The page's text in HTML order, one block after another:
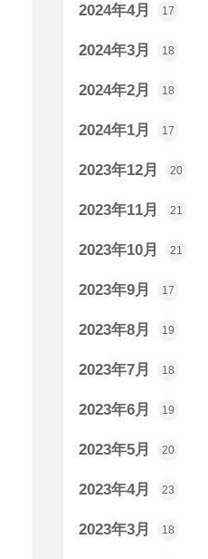
2024年4月 17
2024年3月 18
2024年2月 18
2024年1月 17
2023年12月 20
2023年11月 21
2023年10月 21
2023年9月 17
2023年8月 19
2023年7月 18
2023年6月 19
2023年5月 20
2023年4月 23
2023年3月 18